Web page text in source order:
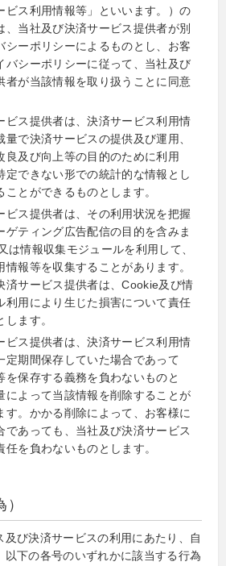
ビス利用情報等」といいます。）の
、当社及び決済サービス提供者が別
シーポリシーによるものとし、お客
バシーポリシーに従って、当社及び
者が当該情報を取り扱うことに同意
ビス提供者は、決済サービス利用情
量で決済サービスの提供及び運用、
良及び向上等の目的のために利用
定できない形での統計的な情報とし
ことができるものとします。
ビス提供者は、その利用状況を把握
ゲティング広告配信の目的を含みま
は情報収集モジュールを利用して、
情報等を収集することがあります。
済サービス提供者は、Cookie及び情
利用により生じた損害について責任
ます。
ビス提供者は、決済サービス利用情
定期間保存していた場合であって
を保存する義務を負わないものと
によって当該情報を削除することが
す。かかる削除によって、お客様に
であっても、当社及び決済サービス
を負わないものとします。
及び決済サービスの利用にあたり、自
以下の各号のいずれかに該当する行為